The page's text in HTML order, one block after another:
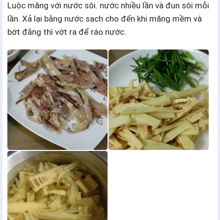
Luộc măng với nước sôi. nước nhiều lần và đun sôi mỗi
lần. Xả lại bằng nước sạch cho đến khi măng mềm và
bớt đắng thì vớt ra để ráo nước.